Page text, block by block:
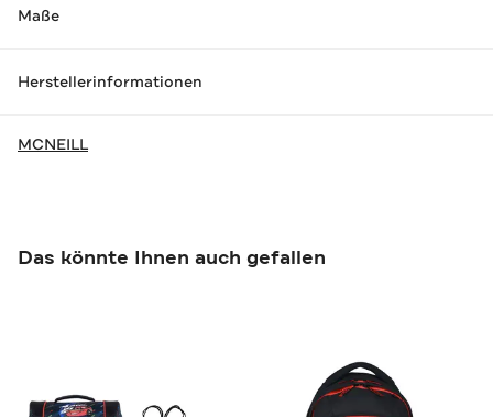
Maße
Herstellerinformationen
MCNEILL
Das könnte Ihnen auch gefallen